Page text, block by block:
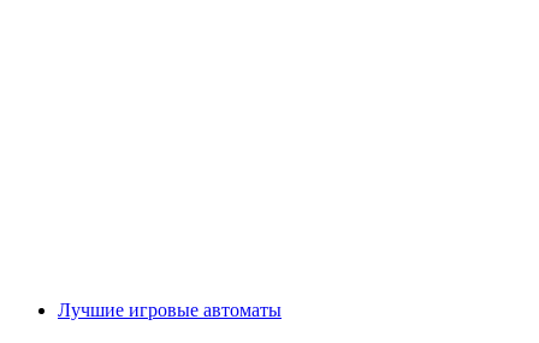
Лучшие игровые автоматы